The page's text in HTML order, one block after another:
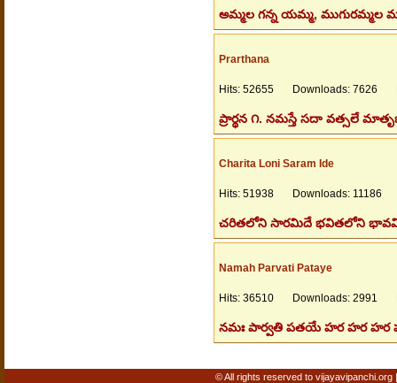
అమ్మల గన్న యమ్మ, ముగురమ్మల
Prarthana
Hits: 52655 Downloads: 7626
ప్రార్థన ౧. నమస్తే సదా వత్సలే
Charita Loni Saram Ide
Hits: 51938 Downloads: 11186
చరితలోని సారమిదే భవితలోని
Namah Parvati Pataye
Hits: 36510 Downloads: 2991
నమః పార్వతి పతయే హర హర
© All rights reserved to vijayavipanchi.org